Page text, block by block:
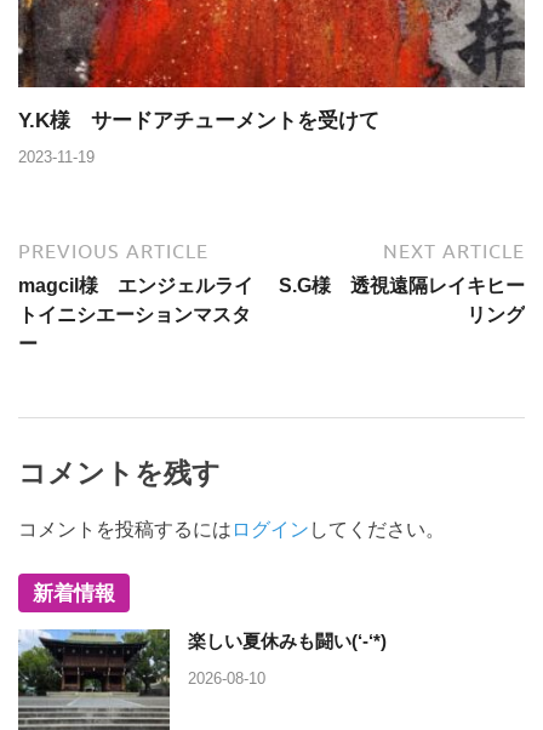
Y.K様 サードアチューメントを受けて
2023-11-19
PREVIOUS ARTICLE
magcil様 エンジェルライ
トイニシエーションマスタ
ー
NEXT ARTICLE
S.G様 透視遠隔レイキヒー
リング
コメントを残す
コメントを投稿するには ログイン してください。
新着情報
楽しい夏休みも闘い(‘-‘*)
2026-08-10